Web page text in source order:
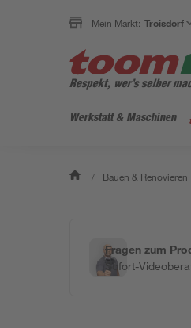
Mein Markt: Troisdorf
Werkstatt & Maschinen
/ Bauen & Renovieren
Fragen zum
Sofort-